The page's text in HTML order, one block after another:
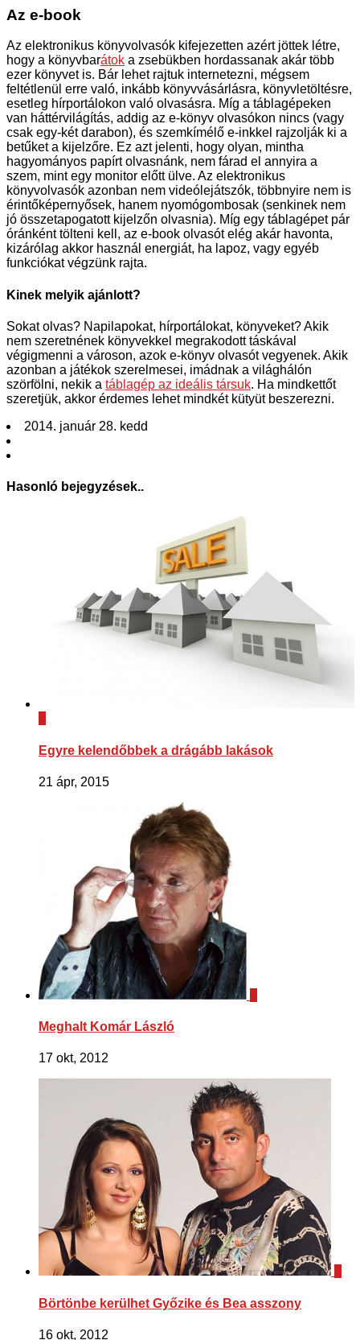
Az e-book
Az elektronikus könyvolvasók kifejezetten azért jöttek létre,
hogy a könyvbarátok a zsebükben hordassanak akár több
ezer könyvet is. Bár lehet rajtuk internetezni, mégsem
feltétlenül erre való, inkább könyvvásárlásra, könyvletöltésre,
esetleg hírportálokon való olvasásra. Míg a táblagépeken
van háttérvilágítás, addig az e-könyv olvasókon nincs (vagy
csak egy-két darabon), és szemkímélő e-inkkel rajzolják ki a
betűket a kijelzőre. Ez azt jelenti, hogy olyan, mintha
hagyományos papírt olvasnánk, nem fárad el annyira a
szem, mint egy monitor előtt ülve. Az elektronikus
könyvolvasók azonban nem videólejátszók, többnyire nem is
érintőképernyősek, hanem nyomógombosak (senkinek nem
jó összetapogatott kijelzőn olvasnia). Míg egy táblagépet pár
óránként tölteni kell, az e-book olvasót elég akár havonta,
kizárólag akkor használ energiát, ha lapoz, vagy egyéb
funkciókat végzünk rajta.
Kinek melyik ajánlott?
Sokat olvas? Napilapokat, hírportálokat, könyveket? Akik
nem szeretnének könyvekkel megrakodott táskával
végigmenni a városon, azok e-könyv olvasót vegyenek. Akik
azonban a játékok szerelmesei, imádnak a világhálón
szörfölni, nekik a táblagép az ideális társuk. Ha mindkettőt
szeretjük, akkor érdemes lehet mindkét kütyüt beszerezni.
2014. január 28. kedd
Hasonló bejegyzések..
Egyre kelendőbbek a drágább lakások
21 ápr, 2015
Meghalt Komár László
17 okt, 2012
Börtönbe kerülhet Győzike és Bea asszony
16 okt, 2012